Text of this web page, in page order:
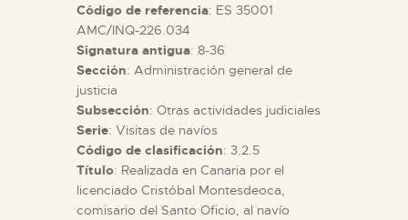
ESPAÑOL
PREPARAR LA VISITA
ACTIVIDADES
█
Código de referencia: ES 35001
AMC/INQ-226.034
Signatura antigua: 8-36
Sección: Administración general de
justicia
Subsección: Otras actividades judiciales
Serie: Visitas de navíos
Código de clasificación: 3.2.5
Título: Realizada en Canaria por el
licenciado Cristóbal Montesdeoca,
comisario del Santo Oficio, al navío